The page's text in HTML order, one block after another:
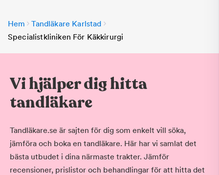
Hem
Tandläkare Karlstad
Specialistkliniken För Käkkirurgi
Vi hjälper dig hitta
tandläkare
Tandläkare.se är sajten för dig som enkelt vill söka,
jämföra och boka en tandläkare. Här har vi samlat det
bästa utbudet i dina närmaste trakter. Jämför
recensioner, prislistor och behandlingar för att hitta det